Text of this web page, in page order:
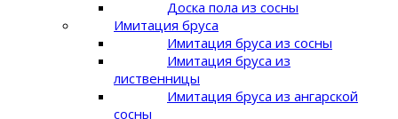
Доска пола из сосны
Имитация бруса
Имитация бруса из сосны
Имитация бруса из
лиственницы
Имитация бруса из ангарской
сосны